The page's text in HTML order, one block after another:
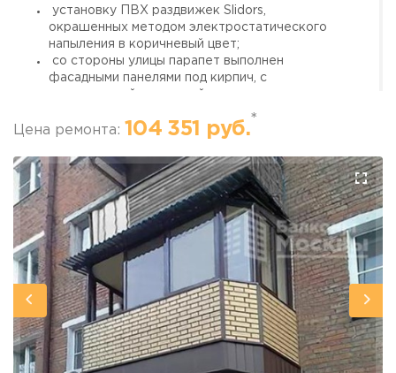
г. Москва, просп. Мира, 211 корп.2
установку ПВХ раздвижек Slidors,
окрашенных методом электростатического
напыления в коричневый цвет;
со стороны улицы парапет выполнен
фасадными панелями под кирпич, с
плита зашита металлосайдингом коричневого
Важно!Перед началом выполнения работы по
перепланировке балкона требуется обязательная
проверка состояния верхней и нижней балконных
плит. По полученным результатам могут
потребоваться работы по восстановлению
целостности, укреплению основания или полной
замены плиты!
Цена ремонта: 104 351 руб.*